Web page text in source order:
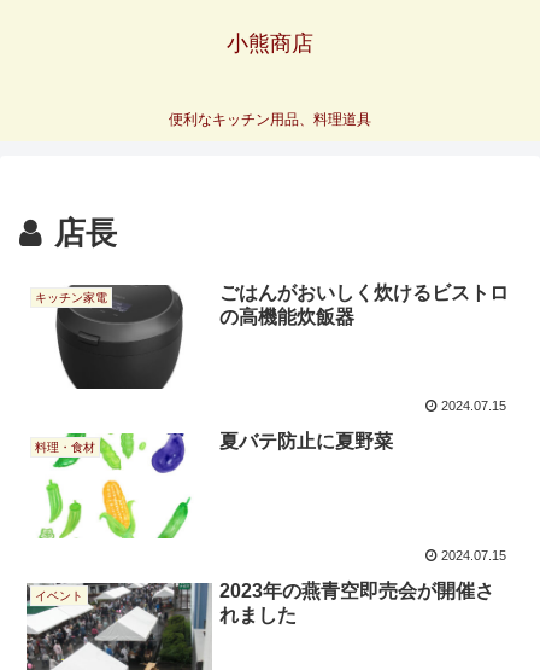
小熊商店
便利なキッチン用品、料理道具
店長
キッチン家電
ごはんがおいしく炊けるビストロ
の高機能炊飯器
2024.07.15
料理・食材 夏バテ防止に夏野菜
2024.07.15
イベント
2023年の燕青空即売会が開催さ
れました